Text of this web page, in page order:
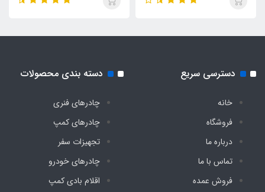
حمل
دسترسی سریع
خانه
فروشگاه
درباره ما
تماس با ما
فروش عمده
دسته بندی محصولات
چادرهای فنری
چادرهای کمپ
تجهیزات سفر
چادرهای خودرو
اقلام بادی کمپ